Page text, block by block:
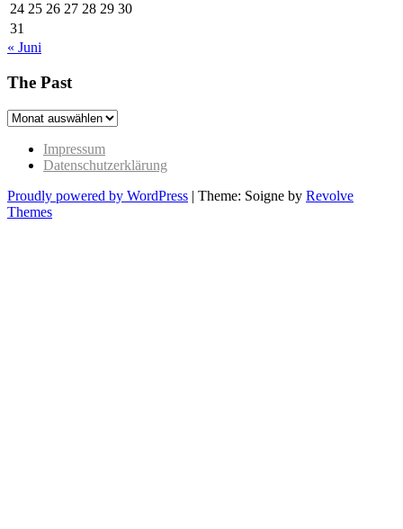
24 25 26 27 28 29 30
31
« Juni
The Past
The
Impressum
Datenschutzerklärung
Proudly powered by WordPress | Theme: Soigne by Revolve
Themes